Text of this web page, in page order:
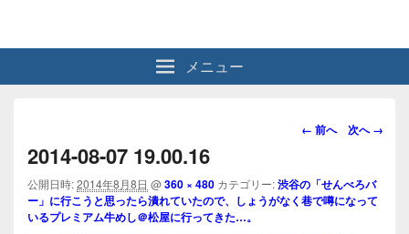
メニュー
画
ビ
ゲ
← 前へ 次へ →
2014-08-07 19.00.16
公開日時:2014年8月8日 @360 × 480 カテゴリー:渋谷の「せんべろバ
ー」に行こうと思ったら潰れていたので、しょうがなく巷で噂になって
いるプレミアム牛めし＠松屋に行ってきた…。